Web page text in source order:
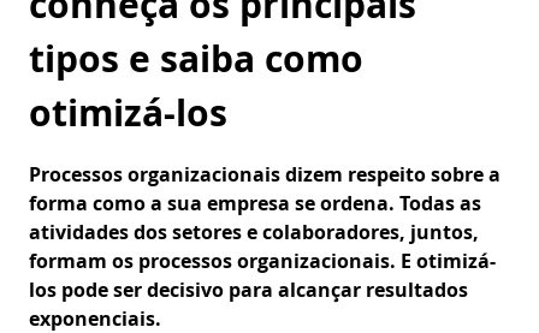
tipos e saiba como
otimizá-los
Processos organizacionais dizem respeito sobre a
forma como a sua empresa se ordena. Todas as
atividades dos setores e colaboradores, juntos,
formam os processos organizacionais. E otimizá-
los pode ser decisivo para alcançar resultados
exponenciais.